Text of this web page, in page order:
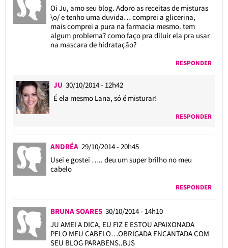
Oi Ju, amo seu blog. Adoro as receitas de misturas
\o/ e tenho uma duvida… comprei a glicerina,
mais comprei a pura na farmacia mesmo. tem
algum problema? como faço pra diluir ela pra usar
na mascara de hidratação?
RESPONDER
JU 30/10/2014 - 12h42
É ela mesmo Lana, só é misturar!
RESPONDER
ANDRÉA 29/10/2014 - 20h45
Usei e gostei ….. deu um super brilho no meu
cabelo
RESPONDER
BRUNA SOARES 30/10/2014 - 14h10
JU AMEI A DICA, EU FIZ E ESTOU APAIXONADA
PELO MEU CABELO…OBRIGADA ENCANTADA COM
SEU BLOG PARABENS..BJS